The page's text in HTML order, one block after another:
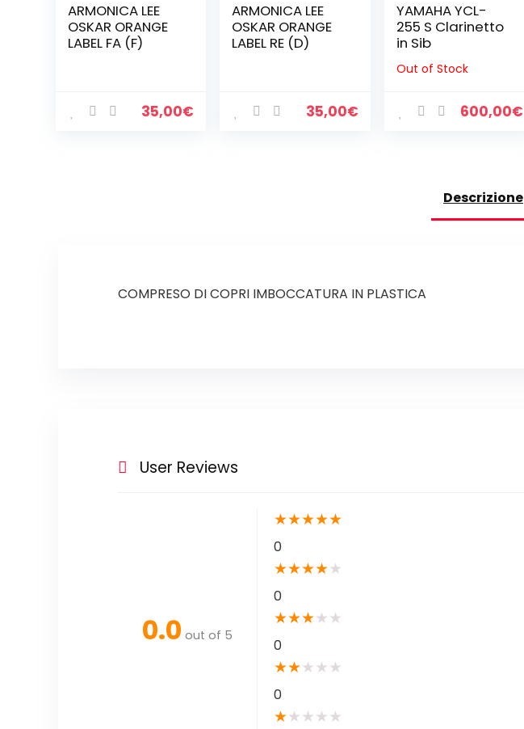
ARMONICA LEE
OSKAR ORANGE
LABEL FA (F)
35,00€
ARMONICA LEE
OSKAR ORANGE
LABEL RE (D)
35,00€
YAMAHA YCL-
255 S Clarinetto
in Sib
Out of Stock
600,00€
Descrizione
COMPRESO DI COPRI IMBOCCATURA IN PLASTICA
User Reviews
0.0 out of 5
★★★★★
0
★★★★★
0
★★★★ ★
0
★★★ ★ ★
0
★★ ★ ★ ★